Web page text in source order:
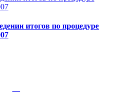
итогов по процедуре